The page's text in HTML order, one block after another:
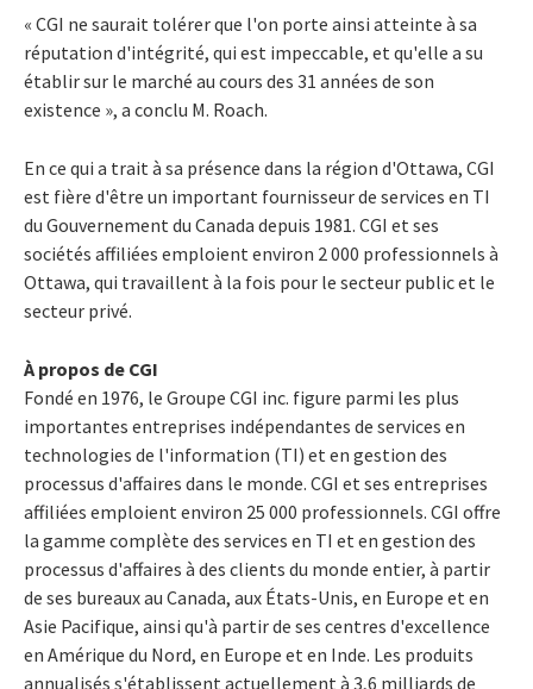
« CGI ne saurait tolérer que l'on porte ainsi atteinte à sa
réputation d'intégrité, qui est impeccable, et qu'elle a su
établir sur le marché au cours des 31 années de son
existence », a conclu M. Roach.
En ce qui a trait à sa présence dans la région d'Ottawa, CGI
est fière d'être un important fournisseur de services en TI
du Gouvernement du Canada depuis 1981. CGI et ses
sociétés affiliées emploient environ 2 000 professionnels à
Ottawa, qui travaillent à la fois pour le secteur public et le
secteur privé.
À propos de CGI
Fondé en 1976, le Groupe CGI inc. figure parmi les plus
importantes entreprises indépendantes de services en
technologies de l'information (TI) et en gestion des
processus d'affaires dans le monde. CGI et ses entreprises
affiliées emploient environ 25 000 professionnels. CGI offre
la gamme complète des services en TI et en gestion des
processus d'affaires à des clients du monde entier, à partir
de ses bureaux au Canada, aux États-Unis, en Europe et en
Asie Pacifique, ainsi qu'à partir de ses centres d'excellence
en Amérique du Nord, en Europe et en Inde. Les produits
annualisés s'établissent actuellement à 3,6 milliards de